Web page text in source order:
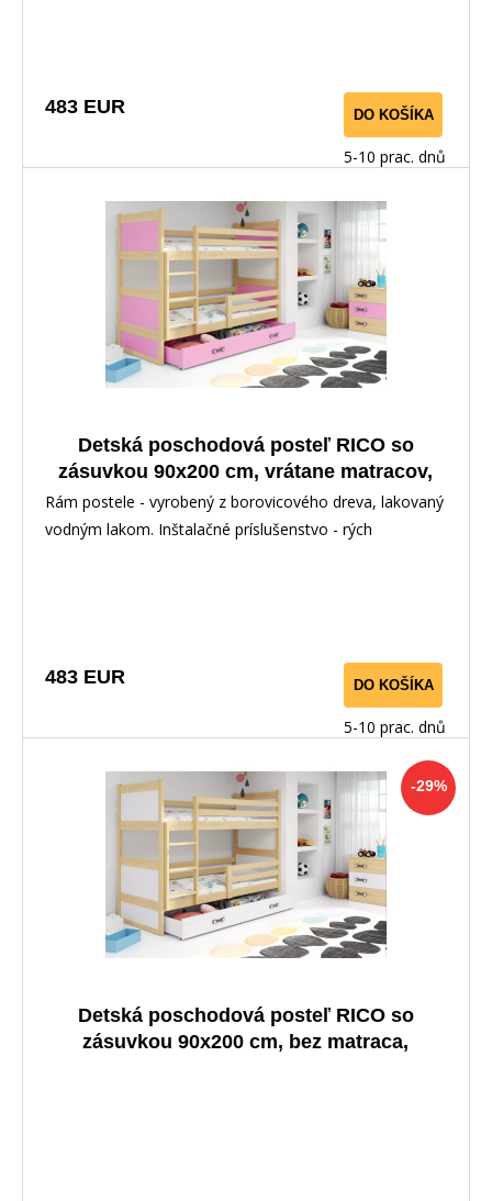
483 EUR DO KOŠÍKA
5-10 prac. dnů
Detská poschodová posteľ RICO so
zásuvkou 90x200 cm, vrátane matracov,
Prírodná/Ružová
Rám postele - vyrobený z borovicového dreva, lakovaný
vodným lakom. Inštalačné príslušenstvo - rých
483 EUR DO KOŠÍKA
5-10 prac. dnů
-29%
Detská poschodová posteľ RICO so
zásuvkou 90x200 cm, bez matraca,